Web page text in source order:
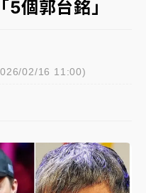
手鐶拄拐杖現身／周玉
Way若改由政府委
「爸爸免費」 遠雄海洋
個郭台銘」
02/16 11:00)